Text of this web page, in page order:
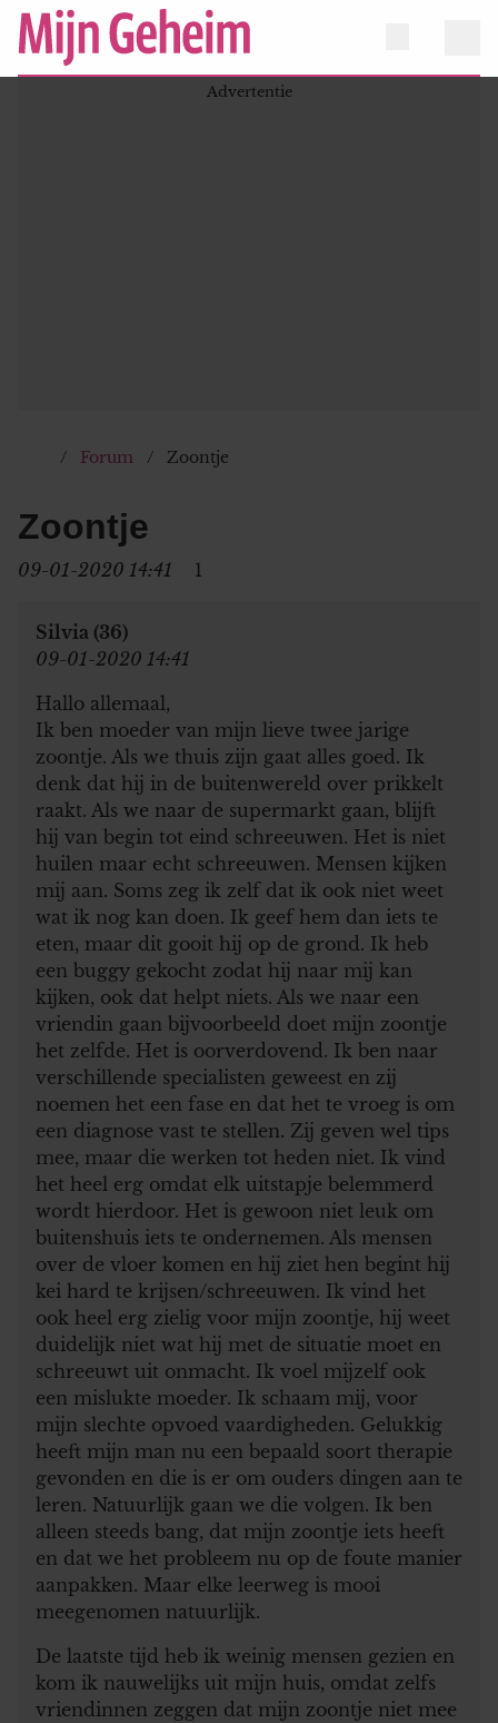
Forum Zoontje
Zoontje
09-01-2020 14:41 1
Silvia (36)
09-01-2020 14:41
Hallo allemaal,
Ik ben moeder van mijn lieve twee jarige
zoontje. Als we thuis zijn gaat alles goed. Ik
denk dat hij in de buitenwereld over prikkelt
raakt. Als we naar de supermarkt gaan, blijft
hij van begin tot eind schreeuwen. Het is niet
huilen maar echt schreeuwen. Mensen kijken
mij aan. Soms zeg ik zelf dat ik ook niet weet
wat ik nog kan doen. Ik geef hem dan iets te
eten, maar dit gooit hij op de grond. Ik heb
een buggy gekocht zodat hij naar mij kan
kijken, ook dat helpt niets. Als we naar een
vriendin gaan bijvoorbeeld doet mijn zoontje
het zelfde. Het is oorverdovend. Ik ben naar
verschillende specialisten geweest en zij
noemen het een fase en dat het te vroeg is om
een diagnose vast te stellen. Zij geven wel tips
mee, maar die werken tot heden niet. Ik vind
het heel erg omdat elk uitstapje belemmerd
wordt hierdoor. Het is gewoon niet leuk om
buitenshuis iets te ondernemen. Als mensen
over de vloer komen en hij ziet hen begint hij
kei hard te krijsen/schreeuwen. Ik vind het
ook heel erg zielig voor mijn zoontje, hij weet
duidelijk niet wat hij met de situatie moet en
schreeuwt uit onmacht. Ik voel mijzelf ook
een mislukte moeder. Ik schaam mij, voor
mijn slechte opvoed vaardigheden. Gelukkig
heeft mijn man nu een bepaald soort therapie
gevonden en die is er om ouders dingen aan te
leren. Natuurlijk gaan we die volgen. Ik ben
alleen steeds bang, dat mijn zoontje iets heeft
en dat we het probleem nu op de foute manier
aanpakken. Maar elke leerweg is mooi
meegenomen natuurlijk.
De laatste tijd heb ik weinig mensen gezien en
kom ik nauwelijks uit mijn huis, omdat zelfs
vriendinnen zeggen dat mijn zoontje niet mee